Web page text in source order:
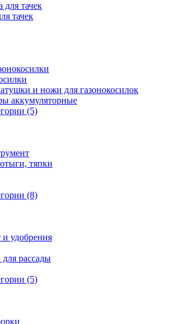
для тачек
тачек
и ножи для газонокосилок
аккумуляторные
(5)
тяпки
(8)
удобрения
рассады
(5)